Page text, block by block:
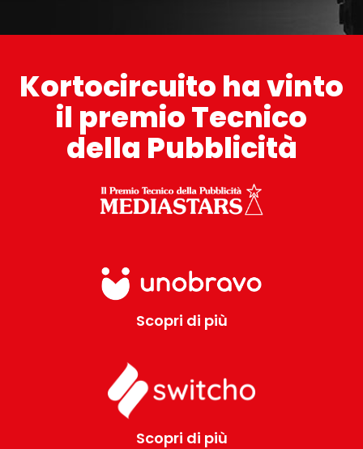
Kortocircuito ha vinto
il premio Tecnico
della Pubblicità
Scopri di più
Scopri di più